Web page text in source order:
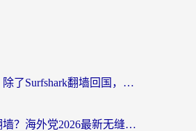
海外党必看：除了Surfshark翻墙回国，这些加速器选择技巧你真的懂吗？
回国后怎么翻墙？海外党2026最新无缝访问国内资源全攻略（附对比实测）